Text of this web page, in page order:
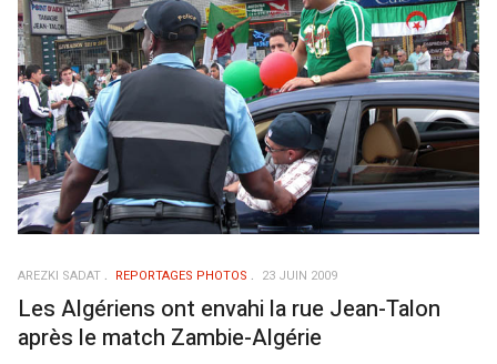
AREZKI SADAT REPORTAGES PHOTOS 23 JUIN 2009
Les Algériens ont envahi la rue Jean-Talon
après le match Zambie-Algérie